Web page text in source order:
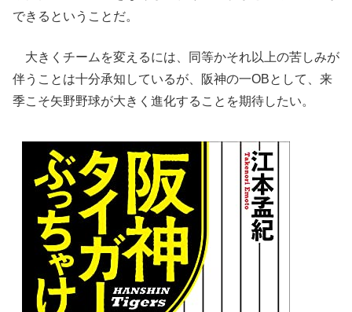
できるということだ。
大きくチームを変えるには、同等かそれ以上の苦しみが
伴うことは十分承知しているが、阪神の一OBとして、来
季こそ矢野野球が大きく進化することを期待したい。